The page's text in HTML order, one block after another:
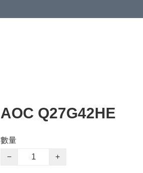
AOC Q27G42HE
數量
−
+